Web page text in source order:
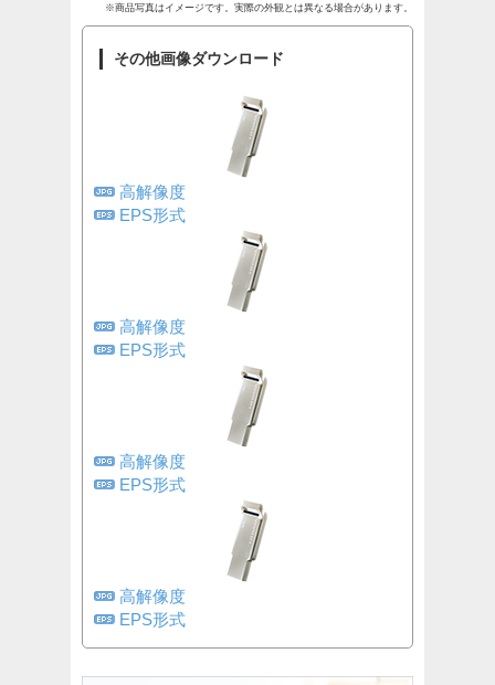
※商品写真はイメージです。実際の外観とは異なる場合があります。
その他画像ダウンロード
高解像度
EPS形式
高解像度
EPS形式
高解像度
EPS形式
高解像度
EPS形式